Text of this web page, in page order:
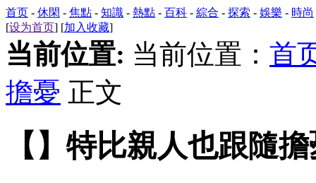
首页 - 休閑 - 焦點 - 知識 - 熱點 - 百科 - 綜合 - 探索 - 娛樂 - 時尚
[设为首页] [加入收藏]
当前位置: 当前位置： 首
擔憂 正文
【】特比親人也跟隨